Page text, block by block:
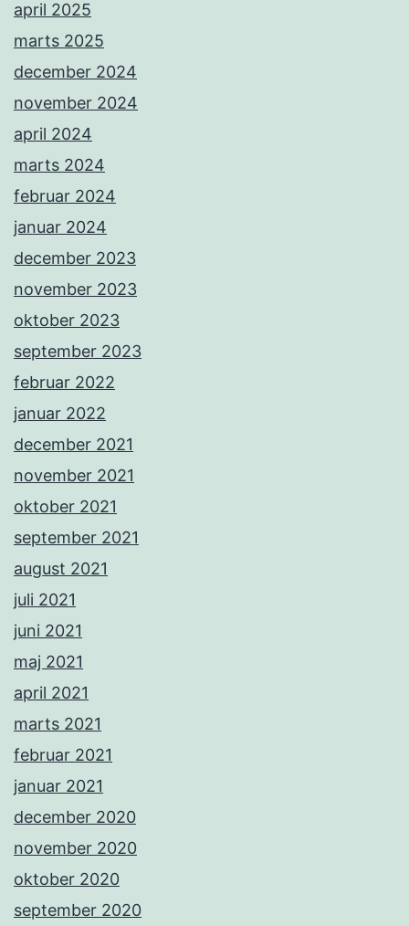
april 2025
marts 2025
december 2024
november 2024
april 2024
marts 2024
februar 2024
januar 2024
december 2023
november 2023
oktober 2023
september 2023
februar 2022
januar 2022
december 2021
november 2021
oktober 2021
september 2021
august 2021
juli 2021
juni 2021
maj 2021
april 2021
marts 2021
februar 2021
januar 2021
december 2020
november 2020
oktober 2020
september 2020